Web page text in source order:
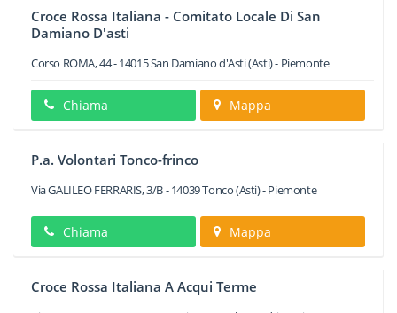
Croce Rossa Italiana - Comitato Locale Di San
Damiano D'asti
Corso ROMA, 44-14015San Damiano d'Asti(Asti) - Piemonte
Chiama Mappa
P.a. Volontari Tonco-frinco
Via GALILEO FERRARIS, 3/B-14039Tonco(Asti) -Piemonte
Chiama Mappa
Croce Rossa Italiana A Acqui Terme